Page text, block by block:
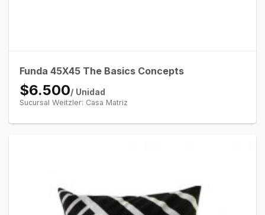
Funda 45X45 The Basics Concepts
$6.500/ Unidad
Sucursal Weitzler: Casa Matriz